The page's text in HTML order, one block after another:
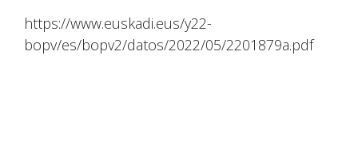
https://www.euskadi.eus/y22-
bopv/es/bopv2/datos/2022/05/2201879a.pdf